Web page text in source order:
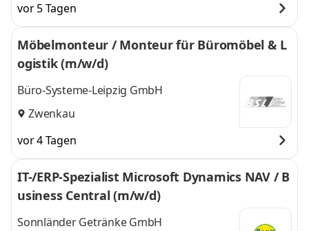
vor 5 Tagen
Möbelmonteur / Monteur für Büromöbel & L
ogistik (m/w/d)
Büro-Systeme-Leipzig GmbH
Zwenkau
vor 4 Tagen
IT-/ERP-Spezialist Microsoft Dynamics NAV / B
usiness Central (m/w/d)
Sonnländer Getränke GmbH